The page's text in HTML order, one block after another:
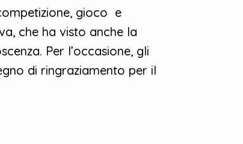
gioco e
che ha visto anche la
Per l’occasione, gli
di ringraziamento per il